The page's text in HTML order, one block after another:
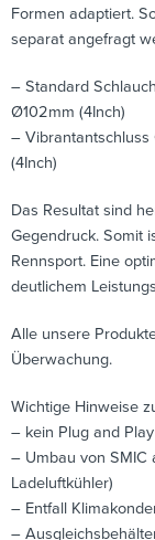
Formen adaptiert.
separat angefragt
– Standard
Ø102mm (4Inch)
–
(4Inch)
Das Resultat sind
Gegendruck. Somit
Rennsport. Eine
deutlichem
Alle unsere
Überwachung.
Wichtige Hinweise
– kein Plug and
– Umbau von SMIC
Ladeluftkühler)
– Entfall
–